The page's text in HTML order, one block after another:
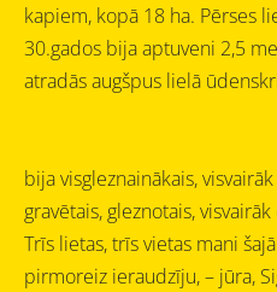
kapiem, kopā 18 ha. Pērses
30.gados bija aptuveni 2,5
atradās augšpus lielā
bija visgleznainākais,
gravētais, gleznotais,
Trīs lietas, trīs vietas mani
pirmoreiz ieraudzīju, – jūra,